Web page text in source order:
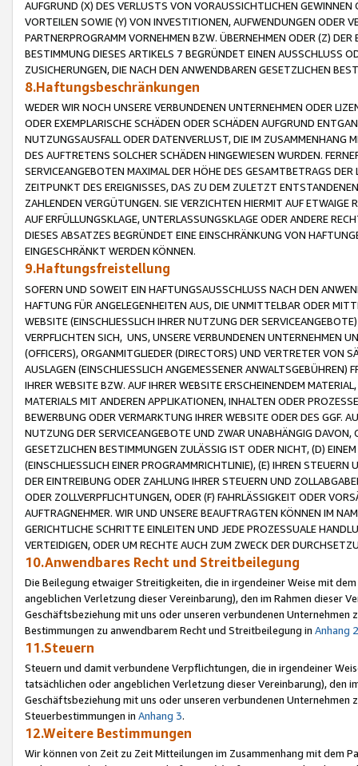
AUFGRUND (X) DES VERLUSTS VON VORAUSSICHTLICHEN
VORTEILEN SOWIE (Y) VON INVESTITIONEN, AUFWENDUNGEN ODER
PARTNERPROGRAMM VORNEHMEN BZW. ÜBERNEHMEN ODER (Z)
BESTIMMUNG DIESES ARTIKELS 7 BEGRÜNDET EINEN AUSSCHLUSS
ZUSICHERUNGEN, DIE NACH DEN ANWENDBAREN GESETZLICHEN
8.Haftungsbeschränkungen
WEDER WIR NOCH UNSERE VERBUNDENEN UNTERNEHMEN ODER
ODER EXEMPLARISCHE SCHÄDEN ODER SCHÄDEN AUFGRUND
NUTZUNGSAUSFALL ODER DATENVERLUST, DIE IM ZUSAMMENHANG
DES AUFTRETENS SOLCHER SCHÄDEN HINGEWIESEN WURDEN.
SERVICEANGEBOTEN MAXIMAL DER HÖHE DES GESAMTBETRAGS
ZEITPUNKT DES EREIGNISSES, DAS ZU DEM ZULETZT
ZAHLENDEN VERGÜTUNGEN. SIE VERZICHTEN HIERMIT AUF
AUF ERFÜLLUNGSKLAGE, UNTERLASSUNGSKLAGE ODER ANDERE
DIESES ABSATZES BEGRÜNDET EINE EINSCHRÄNKUNG VON
EINGESCHRÄNKT WERDEN KÖNNEN.
9.Haftungsfreistellung
SOFERN UND SOWEIT EIN HAFTUNGSAUSSCHLUSS NACH DEN
HAFTUNG FÜR ANGELEGENHEITEN AUS, DIE UNMITTELBAR ODER
WEBSITE (EINSCHLIESSLICH IHRER NUTZUNG DER
VERPFLICHTEN SICH, UNS, UNSERE VERBUNDENEN UNTERNEHMEN
(OFFICERS), ORGANMITGLIEDER (DIRECTORS) UND VERTRETER VON
AUSLAGEN (EINSCHLIESSLICH ANGEMESSENER
IHRER WEBSITE BZW. AUF IHRER WEBSITE ERSCHEINENDEM
MATERIALS MIT ANDEREN APPLIKATIONEN, INHALTEN ODER
BEWERBUNG ODER VERMARKTUNG IHRER WEBSITE ODER DES GGF.
NUTZUNG DER SERVICEANGEBOTE UND ZWAR UNABHÄNGIG
GESETZLICHEN BESTIMMUNGEN ZULÄSSIG IST ODER NICHT, (D)
(EINSCHLIESSLICH EINER PROGRAMMRICHTLINIE), (E) IHREN
DER EINTREIBUNG ODER ZAHLUNG IHRER STEUERN UND
ODER ZOLLVERPFLICHTUNGEN, ODER (F) FAHRLÄSSIGKEIT ODER
AUFTRAGNEHMER. WIR UND UNSERE BEAUFTRAGTEN KÖNNEN IM
GERICHTLICHE SCHRITTE EINLEITEN UND JEDE PROZESSUALE
VERTEIDIGEN, ODER UM RECHTE AUCH ZUM ZWECK DER
10.Anwendbares Recht und Streitbeilegung
Die Beilegung etwaiger Streitigkeiten, die in irgendeiner Weise mit
angeblichen Verletzung dieser Vereinbarung), den im Rahmen dieser
Geschäftsbeziehung mit uns oder unseren verbundenen
Bestimmungen zu anwendbarem Recht und Streitbeilegung in Anhang 2
11.Steuern
Steuern und damit verbundene Verpflichtungen, die in irgendeiner
tatsächlichen oder angeblichen Verletzung dieser Vereinbarung), den
Geschäftsbeziehung mit uns oder unseren verbundenen
Steuerbestimmungen in Anhang 3.
12.Weitere Bestimmungen
Wir können von Zeit zu Zeit Mitteilungen im Zusammenhang mit dem